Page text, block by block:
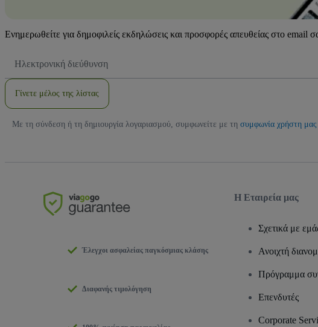
Ενημερωθείτε για δημοφιλείς εκδηλώσεις και προσφορές απευθείας στο email
Email
Γίνετε μέλος της λίστας
Με τη σύνδεση ή τη δημιουργία λογαριασμού, συμφωνείτε με τη συμφωνία χρήστη μας
Έλεγχοι ασφαλείας παγκόσμιας κλάσης
Διαφανής τιμολόγηση
Η Εταιρεία μας
Σχετικά με
Ανοιχτή
Πρόγραμμα
Επενδυτές
Corporate